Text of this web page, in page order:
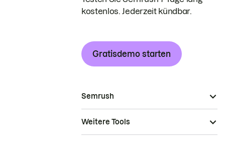
kostenlos. Jederzeit kündbar.
Gratisdemo starten
Semrush
Weitere Tools